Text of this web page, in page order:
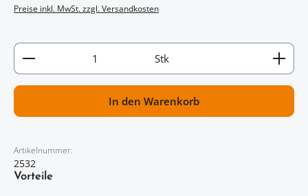
Preise inkl. MwSt. zzgl. Versandkosten
Artikel Anzahl: Gib den gewünschten Wert ein
Stk
In den Warenkorb
Artikelnummer:
2532
Vorteile